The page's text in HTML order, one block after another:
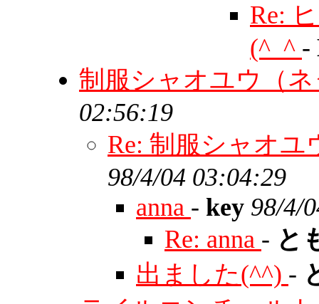
Re:
(^_^ -
制服シャオユウ（
02:56:19
Re: 制服シャオ
98/4/04 03:04:29
anna - key 98/4/
Re: anna - と
出ました(^^) -